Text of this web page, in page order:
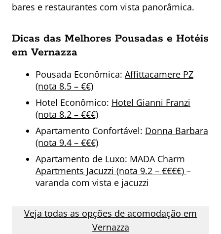
bares e restaurantes com vista panorâmica.
Dicas das Melhores Pousadas e Hotéis
em Vernazza
Pousada Econômica: Affittacamere PZ
(nota 8.5 – €€)
Hotel Econômico: Hotel Gianni Franzi
(nota 8.2 – €€€)
Apartamento Confortável: Donna Barbara
(nota 9.4 – €€€)
Apartamento de Luxo: MADA Charm
Apartments Jacuzzi (nota 9.2 – €€€€) –
varanda com vista e jacuzzi
Veja todas as opções de acomodação em
Vernazza